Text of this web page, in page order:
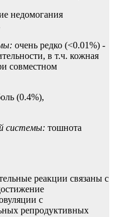
недомогания
очень редко (<0.01%) -
в т.ч. кожная
совместном
(0.4%),
системы: тошнота
реакции связаны с
с
репродуктивных